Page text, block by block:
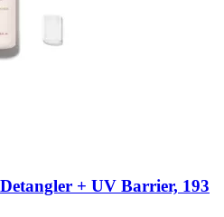
+ UV Barrier, 193